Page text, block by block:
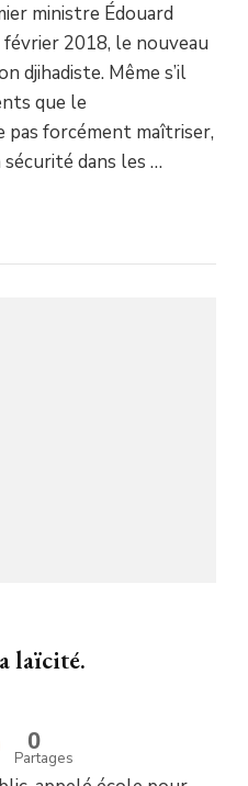
ministre Édouard
2018, le nouveau
djihadiste. Même s’il
que le
forcément maîtriser,
dans les …
laïcité.
0
Partages